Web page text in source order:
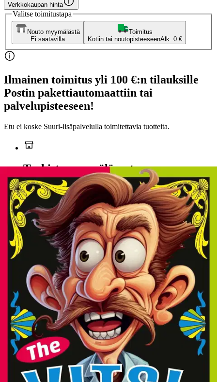
Verkkokaupan hinta
Valitse toimitustapa
Nouto myymälästä
Ei saatavilla
Toimitus
Kotiin tai noutopisteeseenAlk. 0 €
Ilmainen toimitus yli 100 €:n tilauksille
Postin pakettiautomaattiin tai
palvelupisteeseen!
Etu ei koske Suuri‑lisäpalvelulla toimitettavia tuotteita.
Tarkista myymäläsaatavuus
Ei saatavilla
Tuotekuvaus
Seitsemästoista vuosikerta on maaginen! Vitsien euforia elää ja
tuottaa elämää suurempia tuntemuksia. Evoluutiotutkijat voisivat
miettiä, onko inhimillistä elämää ilman huumoria? Tai jos sitä
esiintyy, lienee se kutakuinkin tylsää. Elämä ilman huumoria ei ole
elämää. Tutkijat pohtivat yhtenään, onko nuoruuden lähdettä ja
miten vanhenemista voisi hidastaa.Turhaan etsivät, se on löydetty!
Oikeastaan KELA-kortilla pitäisi jokaisen saada annos siitä ja The
Vitsikirja 2025 pitäisi olla korvattava lääke. Määrätään lukemista
eikä pillereitä! The Vitsikirja 2025 - vuoden kovin pehmeäkantinen